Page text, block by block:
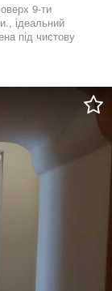
9-ти
ідеальний
під чистову
лінолеум. Є